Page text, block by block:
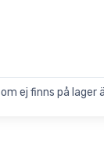
ej finns på lager